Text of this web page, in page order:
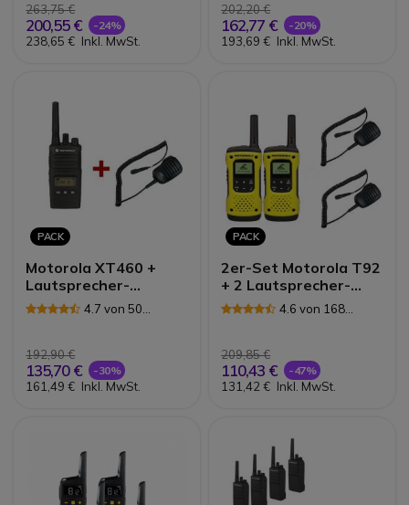
263,75 €
200,55 € -24%
238,65 € Inkl. MwSt.
202,20 €
162,77 € -20%
193,69 € Inkl. MwSt.
PACK
Motorola XT460 +
Lautsprecher-
Mikrofon-Kombination
4.7 von 50
192,90 €
135,70 € -30%
161,49 € Inkl. MwSt.
PACK
2er-Set Motorola T92
+ 2 Lautsprecher-
Mikrofone4.6 von 168
209,85 €
110,43 € -47%
131,42 € Inkl. MwSt.